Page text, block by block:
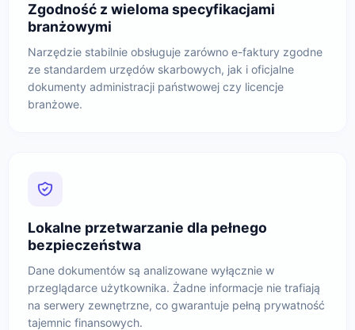
Zgodność z wieloma specyfikacjami
branżowymi
Narzędzie stabilnie obsługuje zarówno e-faktury zgodne
ze standardem urzędów skarbowych, jak i oficjalne
dokumenty administracji państwowej czy licencje
branżowe.
Lokalne przetwarzanie dla pełnego
bezpieczeństwa
Dane dokumentów są analizowane wyłącznie w
przeglądarce użytkownika. Żadne informacje nie trafiają
na serwery zewnętrzne, co gwarantuje pełną prywatność
tajemnic finansowych.